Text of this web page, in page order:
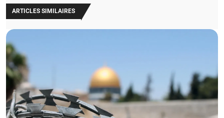
ARTICLES SIMILAIRES